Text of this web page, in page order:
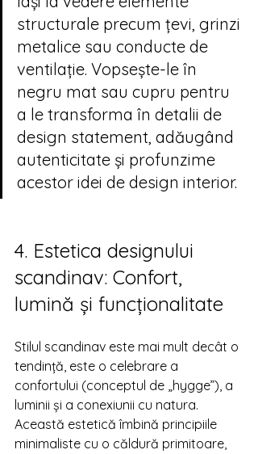
structurale precum țevi, grinzi
metalice sau conducte de
ventilație. Vopsește-le în
negru mat sau cupru pentru
a le transforma în detalii de
design statement, adăugând
autenticitate și profunzime
acestor idei de design interior.
4. Estetica designului
scandinav: Confort,
lumină și funcționalitate
Stilul scandinav este mai mult decât o
tendință, este o celebrare a
confortului (conceptul de „hygge”), a
luminii și a conexiunii cu natura.
Această estetică îmbină principiile
minimaliste cu o căldură primitoare,